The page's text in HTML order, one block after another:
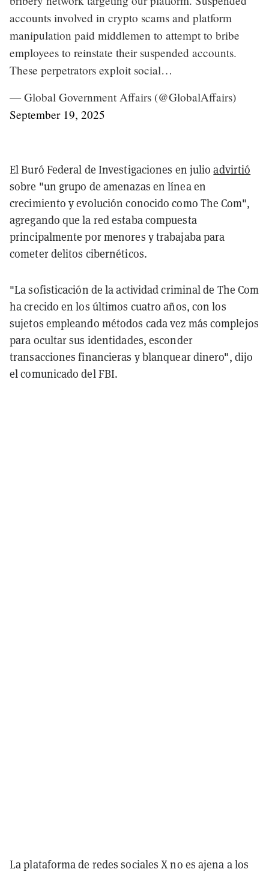
accounts involved in crypto scams and platform
manipulation paid middlemen to attempt to bribe
employees to reinstate their suspended accounts.
These perpetrators exploit social…
— Global Government Affairs (@GlobalAffairs)
September 19, 2025
El Buró Federal de Investigaciones en julioadvirtió
sobre "un grupo de amenazas en línea en
crecimiento y evolución conocido como The Com",
agregando que la red estaba compuesta
principalmente por menores y trabajaba para
cometer delitos cibernéticos.
"La sofisticación de la actividad criminal de The Com
ha crecido en los últimos cuatro años, con los
sujetos empleando métodos cada vez más complejos
para ocultar sus identidades, esconder
transacciones financieras y blanquear dinero", dijo
el comunicado del FBI.
La plataforma de redes sociales X no es ajena a los